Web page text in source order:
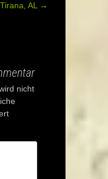
Tirana, AL →
nicht